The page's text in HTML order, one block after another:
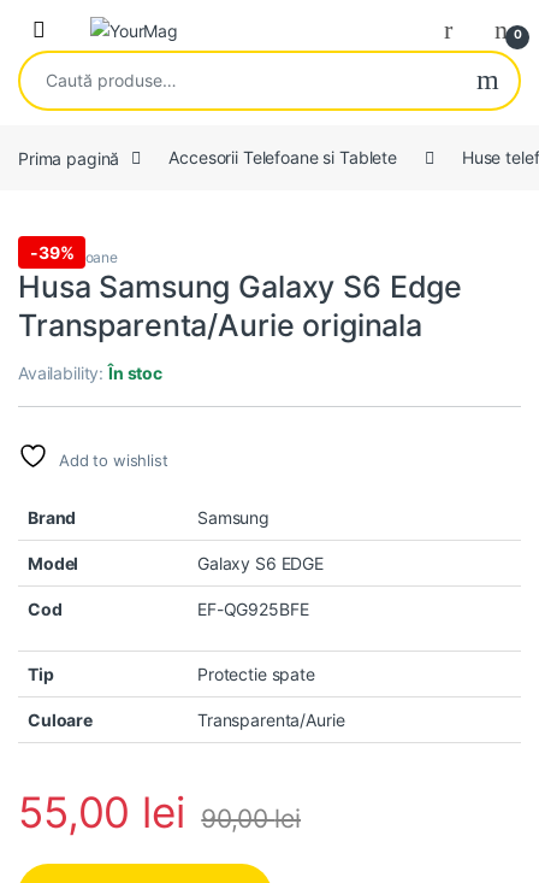
Skip to navigation
Skip to content
Open 0
Caută după:
Prima pagină Accesorii Telefoane si Tablete Huse
-39%
Huse telefoane
Husa Samsung Galaxy S6 Edge
Transparenta/Aurie originala
Availability:În stoc
Add to wishlist
Brand Samsung
Model Galaxy S6 EDGE
Cod EF-QG925BFE
Tip Protectie spate
Culoare Transparenta/Aurie
55,00 lei 90,00lei